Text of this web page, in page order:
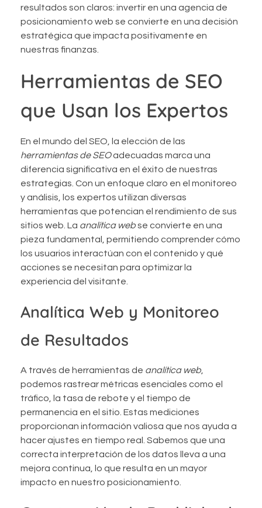
resultados son claros: invertir en una agencia de
posicionamiento web se convierte en una decisión
estratégica que impacta positivamente en
nuestras finanzas.
Herramientas de SEO
que Usan los Expertos
En el mundo del SEO, la elección de las
herramientas de SEOadecuadas marca una
diferencia significativa en el éxito de nuestras
estrategias. Con un enfoque claro en el monitoreo
y análisis, los expertos utilizan diversas
herramientas que potencian el rendimiento de sus
sitios web. La analítica webse convierte en una
pieza fundamental, permitiendo comprender cómo
los usuarios interactúan con el contenido y qué
acciones se necesitan para optimizar la
experiencia del visitante.
Analítica Web y Monitoreo
de Resultados
A través de herramientas de analítica web
podemos rastrear métricas esenciales como el
tráfico, la tasa de rebote y el tiempo de
permanencia en el sitio. Estas mediciones
proporcionan información valiosa que nos ayuda a
hacer ajustes en tiempo real. Sabemos que una
correcta interpretación de los datos lleva a una
mejora continua, lo que resulta en un mayor
impacto en nuestro posicionamiento.